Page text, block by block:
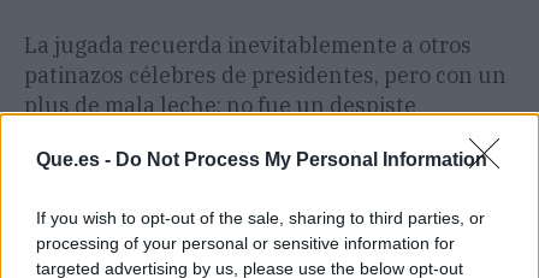
Que.es - Do Not Process My Personal Information
If you wish to opt-out of the sale, sharing to third parties, or
processing of your personal or sensitive information for
targeted advertising by us, please use the below opt-out
La jugada recuerda inevitablemente a otros
patinazos célebres de presidentes, pero con un
plus de mala leche: no fue un despiste
cualquiera, fue la rabieta de quien ya no puede
más con la rumorología. El mensaje subyacente
gorro de que cada mercado de fichajes se
convierta en un serial con sus joyas.